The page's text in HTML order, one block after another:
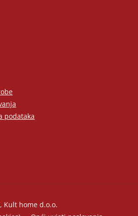
podataka
Kult home d.o.o.